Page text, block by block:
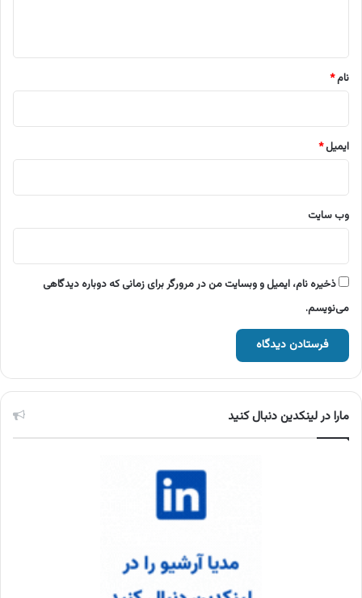
نام*
ایمیل*
وب‌ سایت
ذخیره نام، ایمیل و وبسایت من در مرورگر برای زمانی که دوباره دیدگاهی
می‌نویسم.
مارا در لینکدین دنبال کنید